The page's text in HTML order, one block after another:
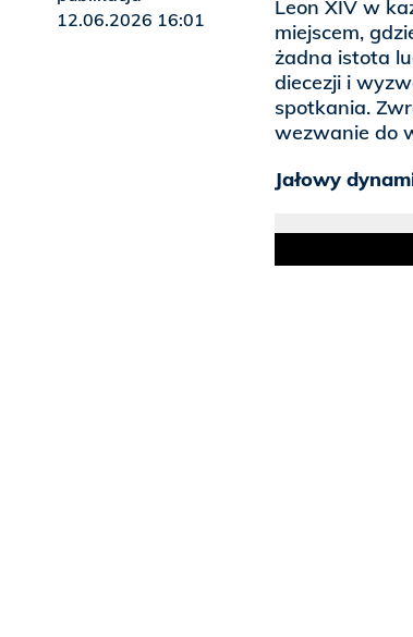
Leon XIV w
miejscem,
żadna istota
diecezji i
spotkania.
wezwanie do
Jałowy
12.06.2026 16:01